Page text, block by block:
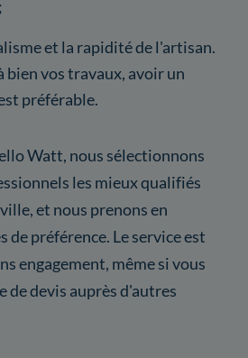
et la rapidité de l'artisan.
bien vos travaux, avoir un
préférable.
Watt, nous sélectionnons
les mieux qualifiés
et nous prenons en
de préférence. Le service est
engagement, même si vous
de devis auprès d'autres